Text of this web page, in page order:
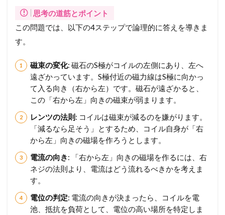
が
必
要
思考の道筋とポイント
この問題では、以下の4ステップで論理的に答えを導きま
す。
磁束の変化: 磁石のS極がコイルの左側にあり、左へ
遠ざかっています。S極付近の磁力線はS極に向かっ
て入る向き（右から左）です。磁石が遠ざかると、
この「右から左」向きの磁束が弱まります。
レンツの法則: コイルは磁束が減るのを嫌がります。
「減るなら足そう」とするため、コイル自身が「右
から左」向きの磁場を作ろうとします。
電流の向き: 「右から左」向きの磁場を作るには、右
ネジの法則より、電流はどう流れるべきかを考えま
す。
電位の判定: 電流の向きが決まったら、コイルを電
池、抵抗を負荷として、電位の高い場所を特定しま